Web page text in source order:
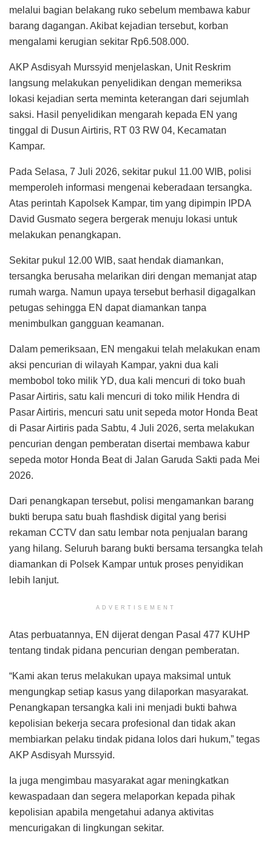
melalui bagian belakang ruko sebelum membawa kabur
barang dagangan. Akibat kejadian tersebut, korban
mengalami kerugian sekitar Rp6.508.000.
AKP Asdisyah Murssyid menjelaskan, Unit Reskrim
langsung melakukan penyelidikan dengan memeriksa
lokasi kejadian serta meminta keterangan dari sejumlah
saksi. Hasil penyelidikan mengarah kepada EN yang
tinggal di Dusun Airtiris, RT 03 RW 04, Kecamatan
Kampar.
Pada Selasa, 7 Juli 2026, sekitar pukul 11.00 WIB, polisi
memperoleh informasi mengenai keberadaan tersangka.
Atas perintah Kapolsek Kampar, tim yang dipimpin IPDA
David Gusmato segera bergerak menuju lokasi untuk
melakukan penangkapan.
Sekitar pukul 12.00 WIB, saat hendak diamankan,
tersangka berusaha melarikan diri dengan memanjat atap
rumah warga. Namun upaya tersebut berhasil digagalkan
petugas sehingga EN dapat diamankan tanpa
menimbulkan gangguan keamanan.
Dalam pemeriksaan, EN mengakui telah melakukan enam
aksi pencurian di wilayah Kampar, yakni dua kali
membobol toko milik YD, dua kali mencuri di toko buah
Pasar Airtiris, satu kali mencuri di toko milik Hendra di
Pasar Airtiris, mencuri satu unit sepeda motor Honda Beat
di Pasar Airtiris pada Sabtu, 4 Juli 2026, serta melakukan
pencurian dengan pemberatan disertai membawa kabur
sepeda motor Honda Beat di Jalan Garuda Sakti pada Mei
2026.
Dari penangkapan tersebut, polisi mengamankan barang
bukti berupa satu buah flashdisk digital yang berisi
rekaman CCTV dan satu lembar nota penjualan barang
yang hilang. Seluruh barang bukti bersama tersangka telah
diamankan di Polsek Kampar untuk proses penyidikan
lebih lanjut.
ADVERTISEMENT
Atas perbuatannya, EN dijerat dengan Pasal 477 KUHP
tentang tindak pidana pencurian dengan pemberatan.
“Kami akan terus melakukan upaya maksimal untuk
mengungkap setiap kasus yang dilaporkan masyarakat.
Penangkapan tersangka kali ini menjadi bukti bahwa
kepolisian bekerja secara profesional dan tidak akan
membiarkan pelaku tindak pidana lolos dari hukum,” tegas
AKP Asdisyah Murssyid.
Ia juga mengimbau masyarakat agar meningkatkan
kewaspadaan dan segera melaporkan kepada pihak
kepolisian apabila mengetahui adanya aktivitas
mencurigakan di lingkungan sekitar.